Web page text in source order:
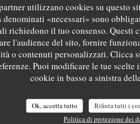
utilizzano cookies su questo
«necessari» sono
richiedono il tuo consenso. Questi
l'audience del sito, fornire
o contenuti personalizzati. Clicca
Puoi modificare le tue
cookie in basso a sinistra
Ok, accetta tutto Rifiuta tutti i
Politica di protezione dei
Servizio :5/5 Atmosfera:5/5 Cucina:
de la nature, nos papilles s'éveillent grâce aux
De l'entrée au dessert, une farandole de
ce petit voyage gourmand.